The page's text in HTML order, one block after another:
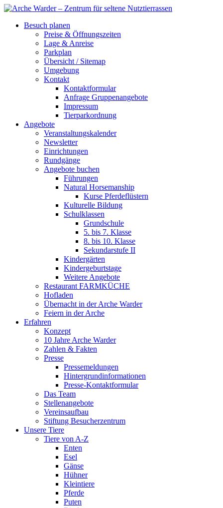
Besuch planen
Preise & Öffnungszeiten
Lage & Anreise
Parkplan
Übersicht / Sitemap
Umgebung
Kontakt
Kontaktformular
Anfrage Gruppenangebote
Impressum
Tierparkordnung
Angebote
Veranstaltungskalender
Newsletter
Einrichtungen
Rundgänge
Angebote buchen
Führungen
Natural Horsemanship
Kurse Pferdeflüstern
Kulturelle Bildung
Schulklassen
Grundschule
5. bis 7. Klasse
8. bis 10. Klasse
Sekundarstufe II
Kindergärten
Kindergeburtstage
Weitere Angebote
Restaurant FARMKÜCHE
Hofladen
Übernacht in der Arche Warder
Feiern in der Arche
Erfahren
Konzept
10 Jahre Arche Warder
Zahlen & Fakten
Presse
Pressemeldungen
Hintergrundinformationen
Presse-Kontaktformular
Das Team
Stellenangebote
Vereinsaufbau
Stiftung Besucherzentrum
Unsere Tiere
Tiere von A-Z
Enten
Esel
Gänse
Hühner
Kleintiere
Pferde
Puten